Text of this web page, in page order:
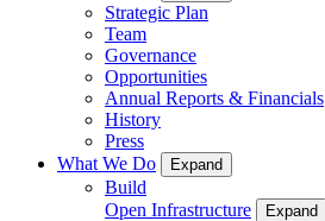
Strategic Plan
Team
Governance
Opportunities
Annual Reports & Financials
History
Press
What We Do
Expand
Build
Open Infrastructure
Expand